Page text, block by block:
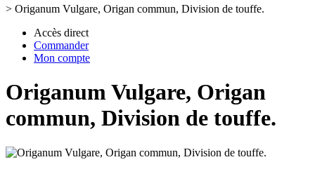
> Origanum Vulgare, Origan commun, Division de touffe.
Accès direct
Commander
Mon compte
Origanum Vulgare, Origan
commun, Division de touffe.